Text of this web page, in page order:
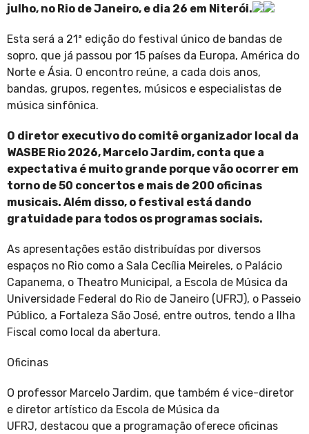
julho, no Rio de Janeiro, e dia 26 em Niterói.
Esta será a 21ª edição do festival único de bandas de
sopro, que já passou por 15 países da Europa, América do
Norte e Ásia. O encontro reúne, a cada dois anos,
bandas, grupos, regentes, músicos e especialistas de
música sinfônica.
O diretor executivo do comitê organizador local da
WASBE Rio 2026, Marcelo Jardim, conta que a
expectativa é muito grande porque vão ocorrer em
torno de 50 concertos e mais de 200 oficinas
musicais. Além disso, o festival está dando
gratuidade para todos os programas sociais.
As apresentações estão distribuídas por diversos
espaços no Rio como a Sala Cecília Meireles, o Palácio
Capanema, o Theatro Municipal, a Escola de Música da
Universidade Federal do Rio de Janeiro (UFRJ), o Passeio
Público, a Fortaleza São José, entre outros, tendo a Ilha
Fiscal como local da abertura.
Oficinas
O professor Marcelo Jardim, que também é vice-diretor
e diretor artístico da Escola de Música da
UFRJ, destacou que a programação oferece oficinas